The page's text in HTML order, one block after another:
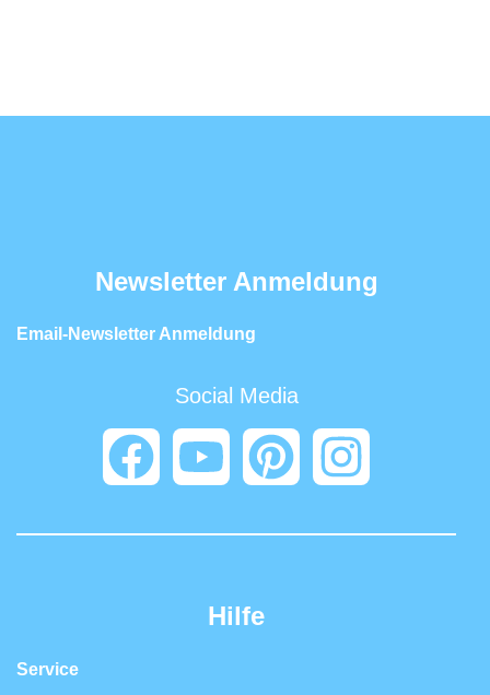
Newsletter Anmeldung
Email-Newsletter Anmeldung
Social Media
Hilfe
Service